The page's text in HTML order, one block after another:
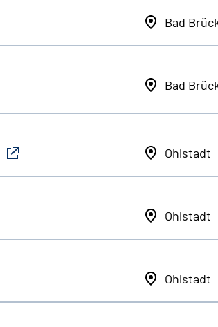
Bad
Bad
Ohlstadt
Ohlstadt
Ohlstadt